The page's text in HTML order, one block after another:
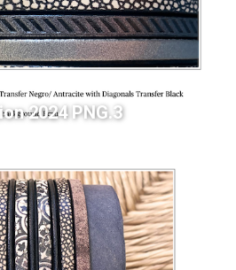
2024 PNG.3